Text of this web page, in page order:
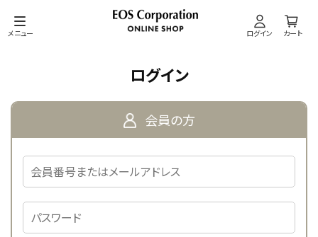
メニュー ログイン カート
ログイン
会員の方